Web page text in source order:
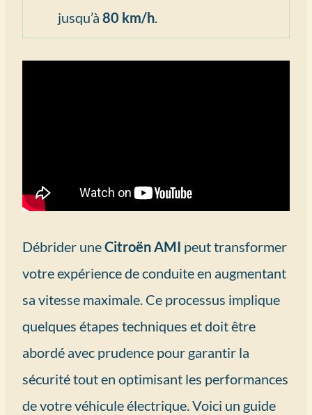
jusqu’à 80 km/h
Débrider uneCitroën AMI peut transformer
votre expérience de conduite en augmentant
sa vitesse maximale. Ce processus implique
quelques étapes techniques et doit être
abordé avec prudence pour garantir la
sécurité tout en optimisant les performances
de votre véhicule électrique. Voici un guide